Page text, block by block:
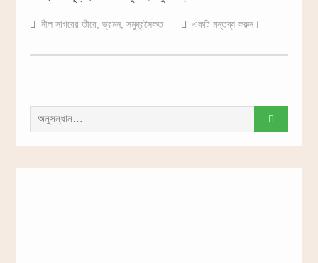
নীল সাগরের তীরে,ভ্রমন, সমুদ্রসৈকত একটি মন্তব্য করুন।
সন্ধান
করাঃ